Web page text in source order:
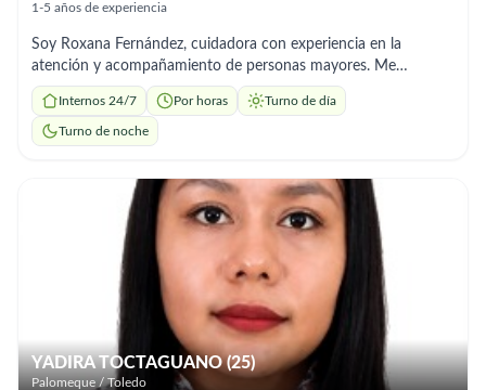
1-5 años de experiencia
Soy Roxana Fernández, cuidadora con experiencia en la
atención y acompañamiento de personas mayores. Me
considero una persona responsable, honesta, paciente, cariñosa
y comprometida con el bienestar de quienes cuido. Tengo
experiencia en el apoyo en el aseo personal, preparación de
cuidadora de personas mayores, preferiblemente como interna
los fines de semana o en turno de noche, en Madrid y sus
alrededores. Estoy disponible para incorporarme de inmediato
y ofrezco un trato respetuoso, humano y de confianza.
Internos 24/7 Por horas Turno de día
Turno de noche
YADIRA TOCTAGUANO (25)
Palomeque / Toledo